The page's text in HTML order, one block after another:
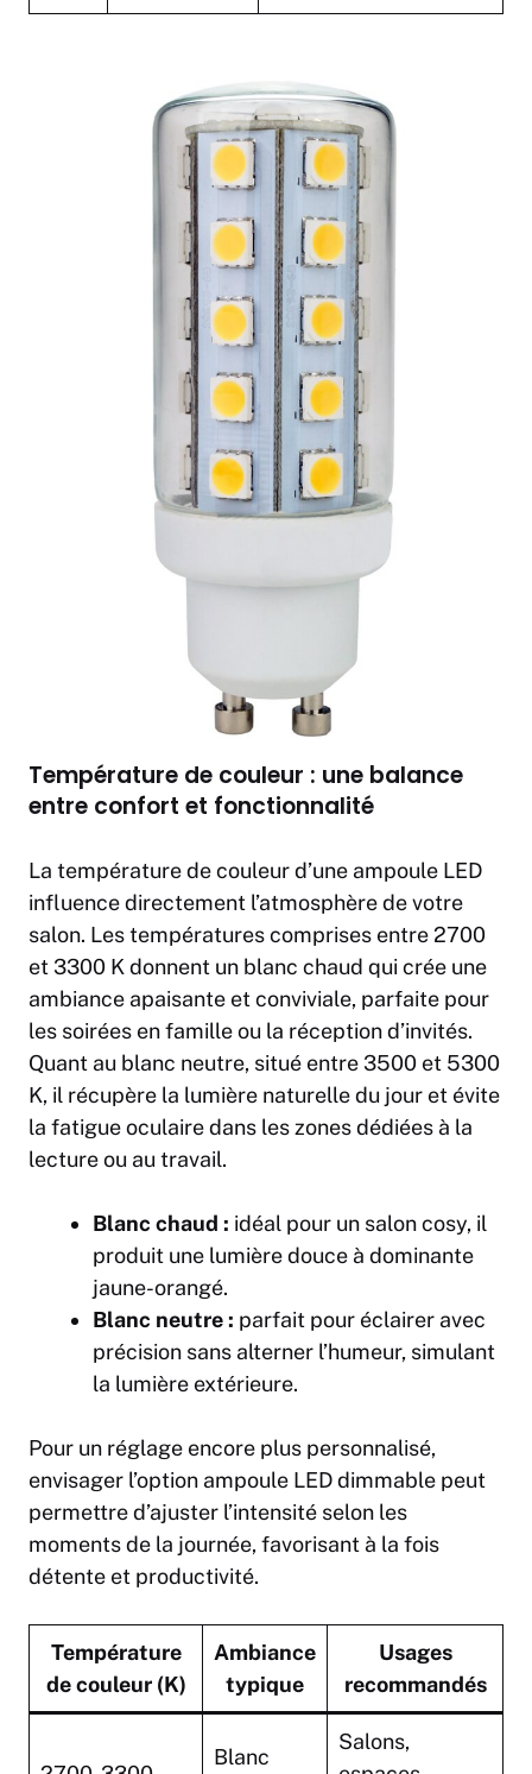
Température de couleur : une balance
entre confort et fonctionnalité
La température de couleur d’une ampoule LED
influence directement l’atmosphère de votre
salon. Les températures comprises entre 2700
et 3300 K donnent un blanc chaud qui crée une
ambiance apaisante et conviviale, parfaite pour
les soirées en famille ou la réception d’invités.
Quant au blanc neutre, situé entre 3500 et 5300
K, il récupère la lumière naturelle du jour et évite
la fatigue oculaire dans les zones dédiées à la
lecture ou au travail.
Blanc chaud : idéal pour un salon cosy, il
produit une lumière douce à dominante
jaune-orangé.
Blanc neutre : parfait pour éclairer avec
précision sans alterner l’humeur, simulant
la lumière extérieure.
Pour un réglage encore plus personnalisé,
envisager l’option ampoule LED dimmable peut
permettre d’ajuster l’intensité selon les
moments de la journée, favorisant à la fois
détente et productivité.
Température
de couleur (K)
Ambiance
typique
Usages
recommandés
Blanc
Salons,